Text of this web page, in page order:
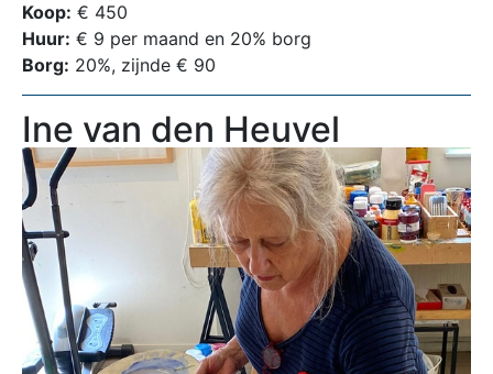
Koop: € 450
Huur: € 9 per maand en 20% borg
Borg: 20%, zijnde € 90
Ine van den Heuvel